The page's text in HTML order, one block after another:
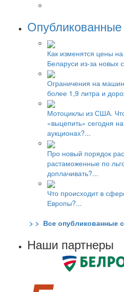
Опубликованные
Как изменятся цены
Беларуси из-за новых
Ограничения на
более 1,9 литра и
Мотоциклы из США.
«выцепить» сегодня
аукционах?...
Про новый порядок
растаможенные по
доплачивать?...
Что происходит в
Европы?...
> > Все опубликованные
Наши партнеры